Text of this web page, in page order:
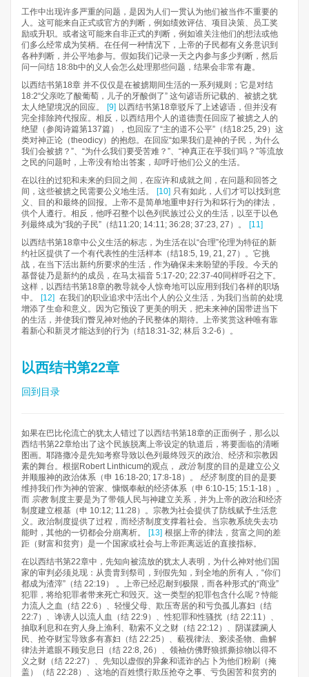
工作中出现许多严重的问题，是因为人们一贯认为他们被当作不重要的
人。这可能来自正式或官方的判断，例如绩效评估、项目决策、员工奖
励或升职。或者这可能来自非正式的判断，例如谁关注他们的想法或他
们多么经常成为笑柄。在任何一种情况下，上帝的子民都有义务意识到
各种判断，并公平地参与。假如我们记录一天之内参与多少判断，然后
问一问结 18:8b中的义人会怎么处理那些问题，结果会非常有趣。
以西结书第18章 并不仅仅是在被掳期间生活的一系列规则；它是对结
18:2“父亲吃了酸葡萄，儿子的牙酸倒了” 这句谚语所记载的、被掳之犹
太人绝望境况的回应。
[9] 以西结书第18章驳斥了上述谚语，但并没有
完全排除跨代报应。相反，以西结用个人的道德责任回应了被掳之人的
绝望（参阅诗篇第137篇），也回应了“主的道不公平”（结18:25, 29）这
类对神正论（theodicy）的抱怨。在回应“如果我们是神的子民，为什么
我们会被掳？”、“为什么我们要受苦难？”、“神真正在乎我们吗？”等流放
之民的问题时，上帝没有给出答案，却呼吁他们公义的生活。
在以往的过犯和未来的归回之间，在应许和成就之间，在问题和回答之
间，这些被掳之民需要公义地生活。
[10] 只有如此，人们才可以找到意
义、目的和最终的回报。上帝不是简单地重申好行为和坏行为的律法，
供个人遵行。相反，他呼召整个以色列民族过公义的生活，以至于以色
列最终成为“我的子民”（结11:20; 14:11; 36:28; 37:23, 27）。
[11]
以西结书第18章中公义生活的标志，为生活在以“合理”伦理为特征的新
约社区提供了一个有代表性的生活样本（结18:5, 19, 21, 27）。它挑
战，在当下活出新约所要求的生活，作为确保未来盼望的手段。今天的
基督徒乃是新约的成员，在马太福音 5:17-20; 22:37-40同样呼召之下。
这样，以西结书第18章的教导就令人惊奇地可以应用到我们各样的职场
中。
[12] 在我们的职业追求中活出个人的公义生活，为我们当前的处境
增添了生命和意义。因为它预设了更美的明天，把未来神的国带进当下
的生活，并使我们瞥见神对他的子民整体的期待。上帝奖赏这种唯有靠
着新心和新灵才能达到的行为（结18:31-32; 林后 3:2-6）。
以西结书第22章
回到目录
如果在巴比伦流亡的犹太人错过了以西结书第18章的正面例子，那么以
西结书第22章给出了这个民族脱离上帝设定的轨道后，将要面临的清晰
图画。耶路撒冷是先知考察导致以色列最终毁灭的政治、经济和宗教因
素的舞台。根据Robert Linthicum的观点， 政治制度的目的是建立公义
并顺服神的政治体系（申 16:18-20; 17:8-18）。 经济制度的目的是要
维持我们作为神的管家、慷慨奉献的经济体系（申 6:10-15; 15:1-18）。
而 宗教制度主要是为了带领人民与神建立关系，并为上帝的政治和经济
制度建立根基（申 10:12; 11:28）。宗教为社会提供了防线赋予生活意
义。政治制度提供了过程，而经济制度支撑着社会。当宗教系统失去功
能时，其他的一切都会分崩离析。
[13] 根据上帝的律法，贫富之间的差
距（财富和贫穷）是一个国家或社会与上帝距离远近的直接指标。
在以西结书第22章中，先知向被流放的犹太人表明，为什么神对他们国
家的审判必须兑现：从贵胄到祭司，到假先知，到全地的所有人，“你们
都成为渣滓”（结 22:19） 。上帝已经忍耐到极限，而各种形式的“商业”
犯罪，将给犯罪者带来死亡和毁灭。这一类型的犯罪包含什么呢？恃能
力流人之血（结 22:6）、轻慢父母、欺压寄居的和亏负孤儿寡妇（结
22:7）、谗谤人以流人血（结 22:9）、性犯罪和性骚扰（结 22:11）、
抽取利息和在穷人身上渔利、勒索不义之财（结 22:12）、阴谋蹂躏人
民、抢夺财宝导致多有寡妇（结 22:25）、藐视律法、亵渎圣物、曲解
律法并遮眼不顾安息日（结 22:8, 26）、领袖仿佛野狼抓撕掠物以得不
义之财（结 22:27）、先知以虚假的异象和谎诈的占卜为他们粉刷（掩
盖）（结 22:28）、这地的百姓惯行欺压抢夺之事、亏负困苦和贫穷的